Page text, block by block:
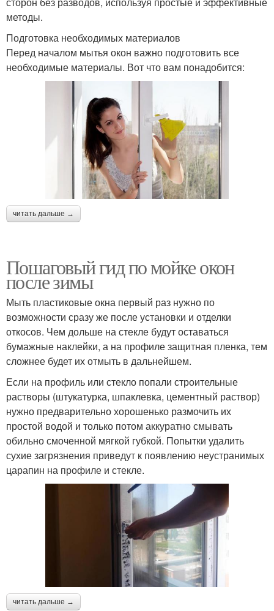
методы.
Подготовка необходимых материалов
Перед началом мытья окон важно подготовить все
необходимые материалы. Вот что вам понадобится:
читать дальше →
Пошаговый гид по мойке окон
после зимы
Мыть пластиковые окна первый раз нужно по
возможности сразу же после установки и отделки
откосов. Чем дольше на стекле будут оставаться
бумажные наклейки, а на профиле защитная пленка, тем
сложнее будет их отмыть в дальнейшем.
Если на профиль или стекло попали строительные
растворы (штукатурка, шпаклевка, цементный раствор)
нужно предварительно хорошенько размочить их
простой водой и только потом аккуратно смывать
обильно смоченной мягкой губкой. Попытки удалить
сухие загрязнения приведут к появлению неустранимых
царапин на профиле и стекле.
читать дальше →